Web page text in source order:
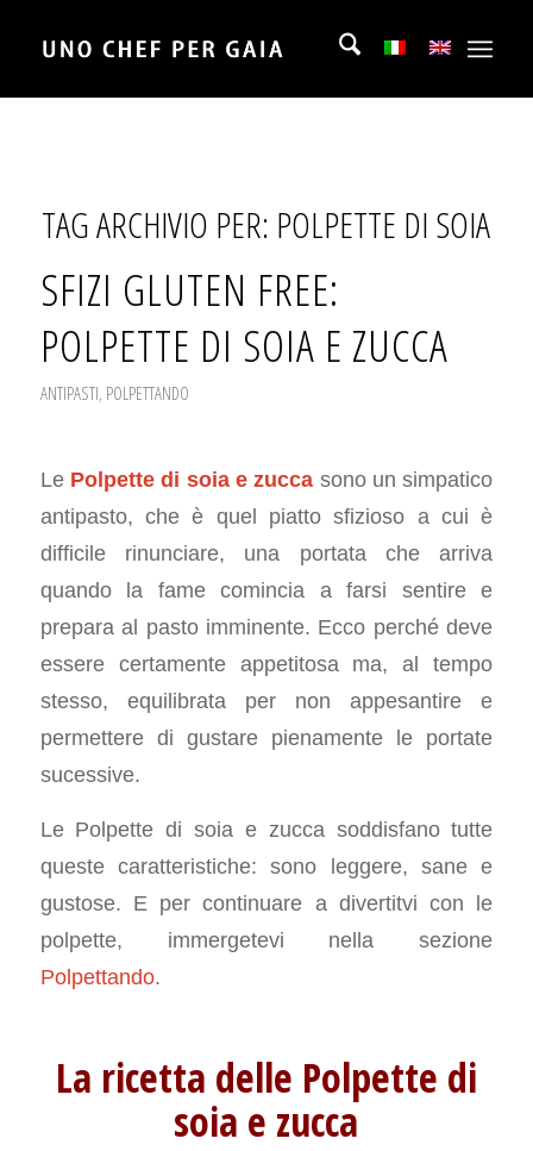
TAG ARCHIVIO PER: POLPETTE DI SOIA
SFIZI GLUTEN FREE:
POLPETTE DI SOIA E ZUCCA
ANTIPASTI, POLPETTANDO
Le Polpette di soia e zucca sono un simpatico
antipasto, che è quel piatto sfizioso a cui è
difficile rinunciare, una portata che arriva
quando la fame comincia a farsi sentire e
prepara al pasto imminente. Ecco perché deve
essere certamente appetitosa ma, al tempo
stesso, equilibrata per non appesantire e
permettere di gustare pienamente le portate
sucessive.
Le Polpette di soia e zucca soddisfano tutte
queste caratteristiche: sono leggere, sane e
gustose. E per continuare a divertitvi con le
polpette, immergetevi nella sezione
Polpettando.
La ricetta delle Polpette di
soia e zucca